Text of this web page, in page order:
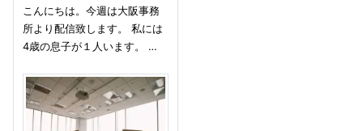
こんにちは。今週は大阪事務
所より配信致します。 私には
4歳の息子が１人います。 …